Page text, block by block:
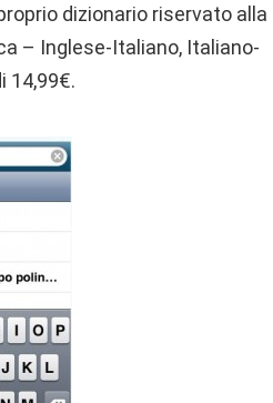
dizionario riservato alla
– Inglese-Italiano, Italiano-
14,99€.